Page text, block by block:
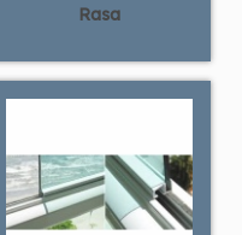
Rasa